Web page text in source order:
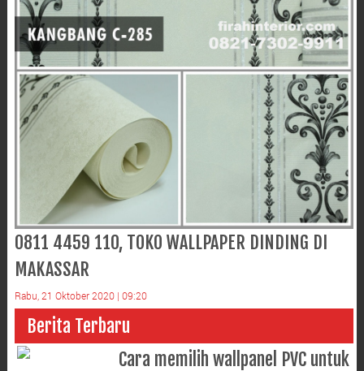
0811 4459 110, TOKO WALLPAPER DINDING DI
MAKASSAR
Rabu, 21 Oktober 2020 | 09:20
Berita Terbaru
Cara memilih wallpanel PVC untuk